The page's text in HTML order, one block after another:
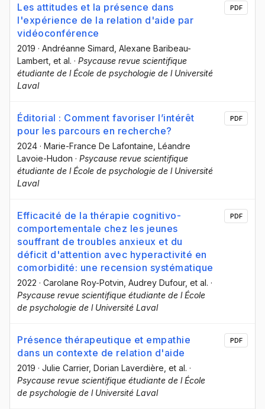
Les attitudes et la présence dans
l'expérience de la relation d'aide par
vidéoconférence
2019 · Andréanne Simard , Alexane Baribeau-
Lambert , et al. · Psycause revue scientifique
étudiante de l École de psychologie de l Université
Laval
PDF
Éditorial : Comment favoriser l’intérêt
pour les parcours en recherche?
2024 · Marie-France De Lafontaine , Léandre
Lavoie-Hudon · Psycause revue scientifique
étudiante de l École de psychologie de l Université
Laval
PDF
Efficacité de la thérapie cognitivo-
comportementale chez les jeunes
souffrant de troubles anxieux et du
déficit d'attention avec hyperactivité en
comorbidité: une recension systématique
2022 · Carolane Roy-Potvin , Audrey Dufour, et al. ·
Psycause revue scientifique étudiante de l École
de psychologie de l Université Laval
PDF
Présence thérapeutique et empathie
dans un contexte de relation d'aide
2019 · Julie Carrier, Dorian Laverdière , et al. ·
Psycause revue scientifique étudiante de l École
de psychologie de l Université Laval
PDF